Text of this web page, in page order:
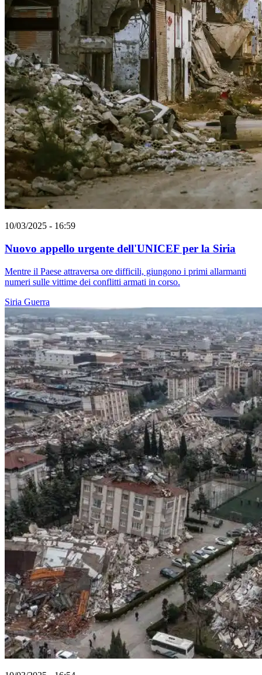
10/03/2025 - 16:59
Nuovo appello urgente dell'UNICEF per la Siria
Mentre il Paese attraversa ore difficili, giungono i primi allarmanti
numeri sulle vittime dei conflitti armati in corso.
Siria Guerra